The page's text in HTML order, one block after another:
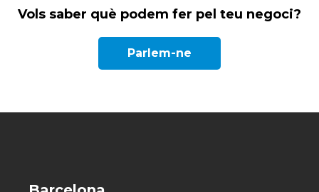
Vols saber què podem fer pel teu negoci?
Parlem-ne